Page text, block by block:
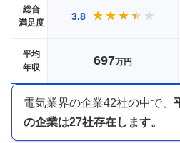
総合
満足度
3.8
平均
年収
697万円
電気業界の企業42社の中で、
の企業は27社存在します。